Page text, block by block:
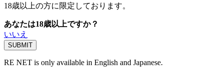
18歳以上の方に限定しております。
あなたは18歳以上ですか？
いいえ
RE NET is only available in English and Japanese.